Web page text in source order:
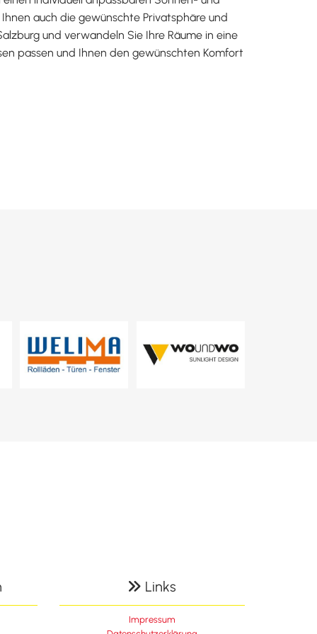
auch die gewünschte Privatsphäre und
und verwandeln Sie Ihre Räume in eine
passen und Ihnen den gewünschten Komfort
 Links
Impressum